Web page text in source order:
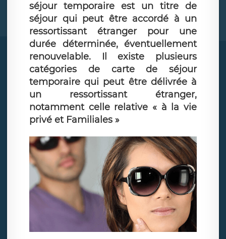
séjour temporaire est un titre de
séjour qui peut être accordé à un
ressortissant étranger pour une
durée déterminée, éventuellement
renouvelable. Il existe plusieurs
catégories de carte de séjour
temporaire qui peut être délivrée à
un ressortissant étranger,
notamment celle relative « à la vie
privé et Familiales »